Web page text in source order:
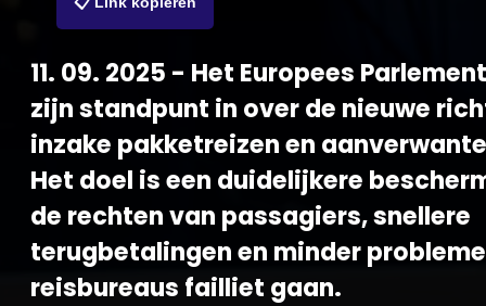
11. 09. 2025 - Het Europees
zijn standpunt in over de nieuwe
inzake pakketreizen en
Het doel is een duidelijkere
de rechten van passagiers, snellere
terugbetalingen en minder
reisbureaus failliet gaan.